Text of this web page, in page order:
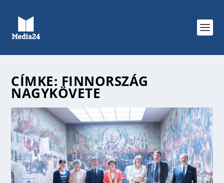
CÍMKE: FINNORSZÁG
NAGYKÖVETE